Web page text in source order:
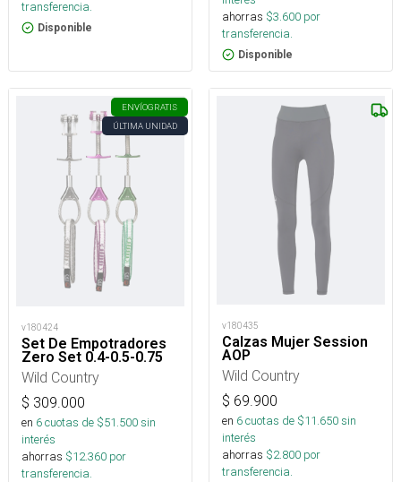
transferencia.
Disponible
ahorras $3.600 por
transferencia.
Disponible
ENVÍOGRATIS
ÚLTIMA UNIDAD
v180424
Set De Empotradores
Zero Set 0.4-0.5-0.75
Wild Country
$ 309.000
en 6cuotas de $51.500sin
interés
ahorras $12.360 por
transferencia.
v180435
Calzas Mujer Session
AOP
Wild Country
$ 69.900
en 6cuotas de $11.650sin
interés
ahorras $2.800 por
transferencia.